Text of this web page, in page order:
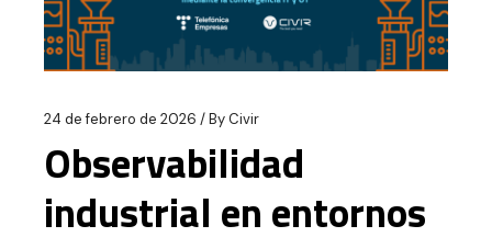
24 de febrero de 2026 ByCivir
Observabilidad
industrial en entornos